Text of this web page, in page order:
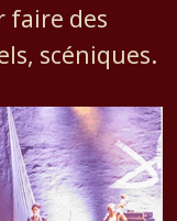
des
scéniques.